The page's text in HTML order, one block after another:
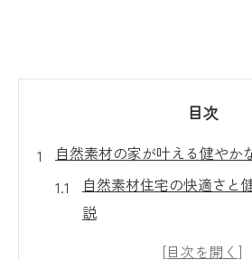
目次
自然素材の家が叶える健やか
自然素材住宅の快適さと
説
自然素材が家族にもたら